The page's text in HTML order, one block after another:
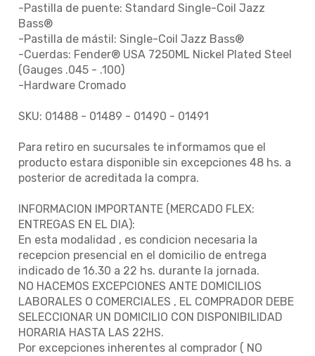
-Pastilla de puente: Standard Single-Coil Jazz
Bass®
-Pastilla de mástil: Single-Coil Jazz Bass®
-Cuerdas: Fender® USA 7250ML Nickel Plated Steel
(Gauges .045 - .100)
-Hardware Cromado
SKU: 01488 - 01489 - 01490 - 01491
Para retiro en sucursales te informamos que el
producto estara disponible sin excepciones 48 hs. a
posterior de acreditada la compra.
INFORMACION IMPORTANTE (MERCADO FLEX:
ENTREGAS EN EL DIA):
En esta modalidad , es condicion necesaria la
recepcion presencial en el domicilio de entrega
indicado de 16.30 a 22 hs. durante la jornada.
NO HACEMOS EXCEPCIONES ANTE DOMICILIOS
LABORALES O COMERCIALES , EL COMPRADOR DEBE
SELECCIONAR UN DOMICILIO CON DISPONIBILIDAD
HORARIA HASTA LAS 22HS.
Por excepciones inherentes al comprador ( NO